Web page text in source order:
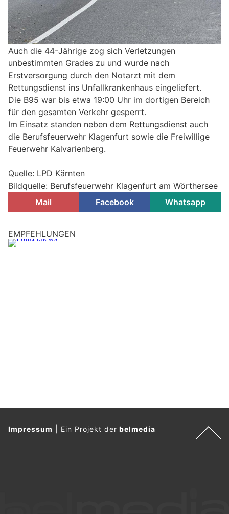
Auch die 44-Jährige zog sich Verletzungen
unbestimmten Grades zu und wurde nach
Erstversorgung durch den Notarzt mit dem
Rettungsdienst ins Unfallkrankenhaus eingeliefert.
Die B95 war bis etwa 19:00 Uhr im dortigen Bereich
für den gesamten Verkehr gesperrt.
Im Einsatz standen neben dem Rettungsdienst auch
die Berufsfeuerwehr Klagenfurt sowie die Freiwillige
Feuerwehr Kalvarienberg.
Quelle: LPD Kärnten
Bildquelle: Berufsfeuerwehr Klagenfurt am Wörthersee
Mail
Facebook Whatsapp
EMPFEHLUNGEN
Impressum Ein Projekt derbelmedia